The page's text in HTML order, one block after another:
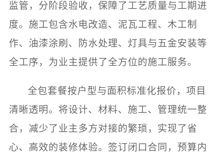
监管，分阶段验收，保障了工艺质量与工期进
度。施工包含水电改造、泥瓦工程、木工制
作、油漆涂刷、防水处理、灯具与五金安装等
全工序，为业主提供了全方位的施工服务。
全包套餐按户型与面积标准化报价，项目
清晰透明。将设计、材料、施工、管理统一整
合，减少了业主多方对接的繁琐，实现了省
心、高效的装修体验。签订闭口合同，预算内